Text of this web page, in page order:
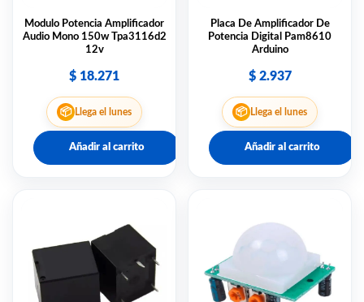
Modulo Potencia Amplificador
Audio Mono 150w Tpa3116d2
12v
$ 18.271
📦 Llega el lunes
Añadir al carrito
Placa De Amplificador De
Potencia Digital Pam8610
Arduino
$2.937
📦 Llega el lunes
Añadir al carrito